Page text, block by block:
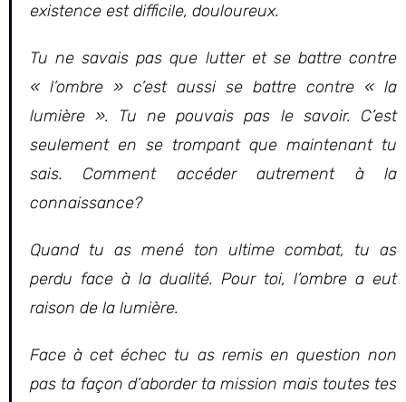
existence est difficile, douloureux.
Tu ne savais pas que lutter et se battre contre
« l’ombre » c’est aussi se battre contre « la
lumière ». Tu ne pouvais pas le savoir. C’est
seulement en se trompant que maintenant tu
sais. Comment accéder autrement à la
connaissance?
Quand tu as mené ton ultime combat, tu as
perdu face à la dualité. Pour toi, l’ombre a eut
raison de la lumière.
Face à cet échec tu as remis en question non
pas ta façon d’aborder ta mission mais toutes tes